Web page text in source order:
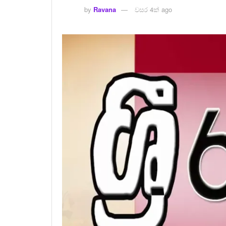
by Ravana වසර 4ක් ago